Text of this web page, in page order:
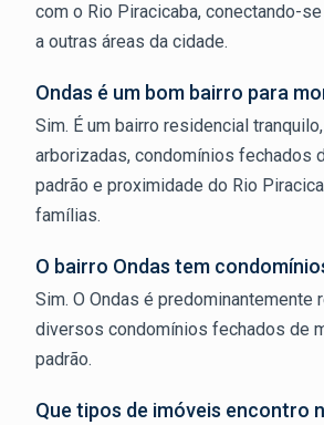
com o Rio Piracicaba, conectando-
a outras áreas da cidade.
Ondas é um bom bairro para
Sim. É um bairro residencial
arborizadas, condomínios fechados
padrão e proximidade do Rio
famílias.
O bairro Ondas tem
Sim. O Ondas é predominantemente
diversos condomínios fechados de
padrão.
Que tipos de imóveis encontro